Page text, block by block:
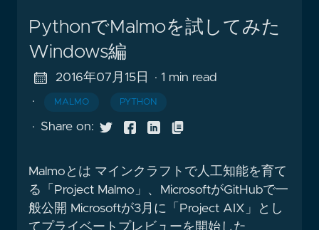
PythonでMalmoを試してみた
Windows編
2016年07月15日
· 1 min read
·
MALMO PYTHON
· Share on:
Malmoとは マインクラフトで人工知能を育て
る「Project Malmo」、MicrosoftがGitHubで一
般公開 Microsoftが3月に「Project AIX」とし
てプライベートプレビューを開始した